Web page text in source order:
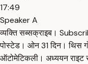
17:49
Speaker A
व्यक्ति सब्सक्राइब।
पोस्टेड। ओन 31 दिन। थिस
ऑटोमेटिकली। अध्ययन राइट